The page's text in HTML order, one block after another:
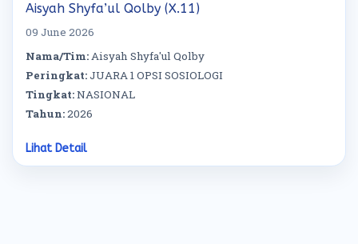
Aisyah Shyfa’ul Qolby (X.11)
09 June 2026
Nama/Tim:Aisyah Shyfa'ul Qolby
Peringkat:JUARA 1 OPSI SOSIOLOGI
Tingkat:NASIONAL
Tahun:2026
Lihat Detail